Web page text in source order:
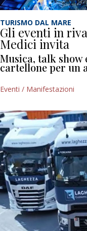
TURISMO DAL MARE
Gli eventi in
Medici invita
Musica, talk show
cartellone per un
Eventi / Manifestazioni